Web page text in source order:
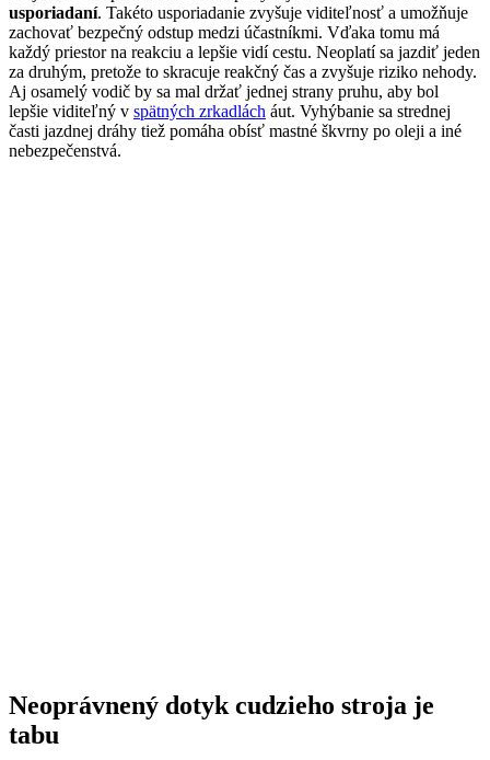
usporiadaní. Takéto usporiadanie zvyšuje viditeľnosť a umožňuje
zachovať bezpečný odstup medzi účastníkmi. Vďaka tomu má
každý priestor na reakciu a lepšie vidí cestu. Neoplatí sa jazdiť jeden
za druhým, pretože to skracuje reakčný čas a zvyšuje riziko nehody.
Aj osamelý vodič by sa mal držať jednej strany pruhu, aby bol
lepšie viditeľný v spätných zrkadlách áut. Vyhýbanie sa strednej
časti jazdnej dráhy tiež pomáha obísť mastné škvrny po oleji a iné
nebezpečenstvá.
Neoprávnený dotyk cudzieho stroja je
tabu